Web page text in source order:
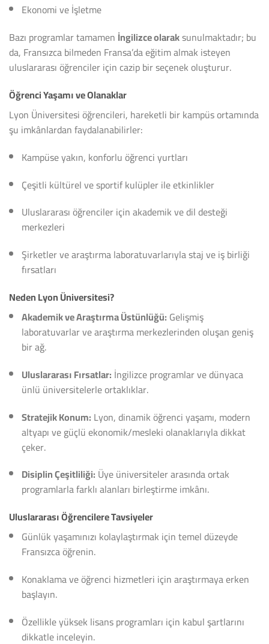
Ekonomi ve İşletme
Bazı programlar tamamen İngilizce olaraksunulmaktadır; bu
da, Fransızca bilmeden Fransa’da eğitim almak isteyen
uluslararası öğrenciler için cazip bir seçenek oluşturur.
Öğrenci Yaşamı ve Olanaklar
Lyon Üniversitesi öğrencileri, hareketli bir kampüs ortamında
şu imkânlardan faydalanabilirler:
Kampüse yakın, konforlu öğrenci yurtları
Çeşitli kültürel ve sportif kulüpler ile etkinlikler
Uluslararası öğrenciler için akademik ve dil desteği
merkezleri
Şirketler ve araştırma laboratuvarlarıyla staj ve iş birliği
fırsatları
Neden Lyon Üniversitesi?
Akademik ve Araştırma Üstünlüğü: Gelişmiş
laboratuvarlar ve araştırma merkezlerinden oluşan geniş
bir ağ.
Uluslararası Fırsatlar: İngilizce programlar ve dünyaca
ünlü üniversitelerle ortaklıklar.
Stratejik Konum: Lyon, dinamik öğrenci yaşamı, modern
altyapı ve güçlü ekonomik/mesleki olanaklarıyla dikkat
çeker.
Disiplin Çeşitliliği: Üye üniversiteler arasında ortak
programlarla farklı alanları birleştirme imkânı.
Uluslararası Öğrencilere Tavsiyeler
Günlük yaşamınızı kolaylaştırmak için temel düzeyde
Fransızca öğrenin.
Konaklama ve öğrenci hizmetleri için araştırmaya erken
başlayın.
Özellikle yüksek lisans programları için kabul şartlarını
dikkatle inceleyin.